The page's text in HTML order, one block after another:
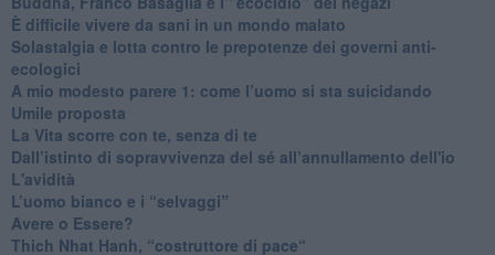
​È difficile vivere da sani in un mondo malato
Solastalgia e lotta contro le prepotenze dei governi anti-
ecologici
​A mio modesto parere 1: come l’uomo si sta suicidando
​Umile proposta
​La Vita scorre con te, senza di te
​Dall’istinto di sopravvivenza del sé all’annullamento dell'io
L'avidità
​L’uomo bianco e i “selvaggi”
​Avere o Essere?
​Thich Nhat Hanh, “costruttore di pace“